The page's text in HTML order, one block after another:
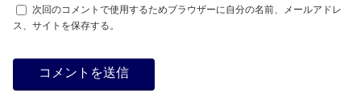
次回のコメントで使用するためブラウザーに自分の名前、メールアドレ
ス、サイトを保存する。